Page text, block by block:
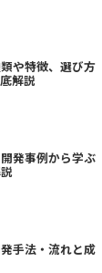
や特徴、選び方
解説
発事例から学ぶ
手法・流れと成